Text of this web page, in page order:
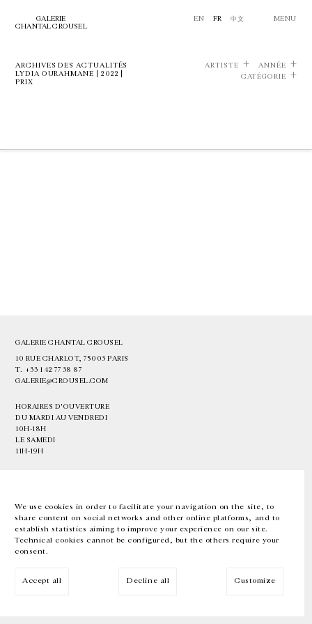
We use cookies in order to facilitate your navigation on the site, to
share content on social networks and other online platforms, and to
establish statistics aiming to improve your experience on our site.
Technical cookies cannot be configured, but the others require your
consent.
Accept all Decline all Customize
GALERIE
CHANTAL CROUSEL
EN FR 中文 MENU
ARCHIVES DES ACTUALITÉS
LYDIA OURAHMANE | 2022 |
PRIX
ARTISTE
ANNÉE
CATÉGORIE
GALERIE CHANTAL CROUSEL
10 RUE CHARLOT, 75003 PARIS
T. +33 1 42 77 38 87
GALERIE@CROUSEL.COM
HORAIRES D'OUVERTURE
DU MARDI AU VENDREDI
10H-18H
LE SAMEDI
11H-19H
EN FR 中文 Facebook Instagram
Inscrivez-vous à notre newsletter